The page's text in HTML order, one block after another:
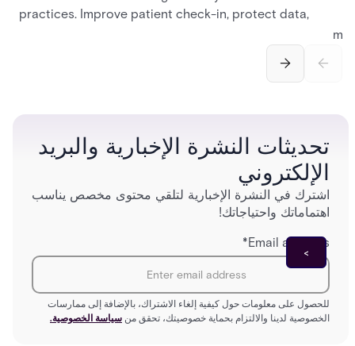
practices. Improve patient check-in, protect data,
تحديثات النشرة الإخبارية والبريد
الإلكتروني
اشترك في النشرة الإخبارية لتلقي محتوى مخصص يناسب
اهتماماتك واحتياجاتك!
Email address
*
للحصول على معلومات حول كيفية إلغاء الاشتراك، بالإضافة إلى ممارسات
الخصوصية لدينا والالتزام بحماية خصوصيتك، تحقق من سياسة الخصوصية.